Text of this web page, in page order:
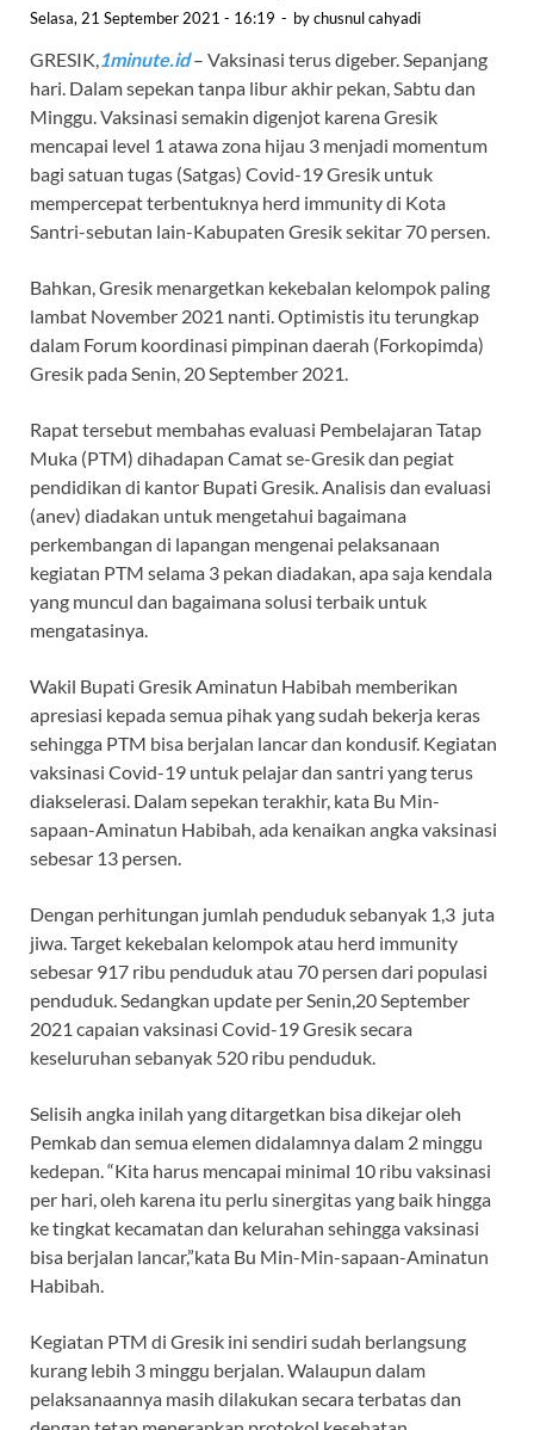
Selasa, 21 September 2021 - 16:19 - bychusnul cahyadi
GRESIK, 1minute.id– Vaksinasi terus digeber. Sepanjang
hari. Dalam sepekan tanpa libur akhir pekan, Sabtu dan
Minggu. Vaksinasi semakin digenjot karena Gresik
mencapai level 1 atawa zona hijau 3 menjadi momentum
bagi satuan tugas (Satgas) Covid-19 Gresik untuk
mempercepat terbentuknya herd immunity di Kota
Santri-sebutan lain-Kabupaten Gresik sekitar 70 persen.
Bahkan, Gresik menargetkan kekebalan kelompok paling
lambat November 2021 nanti. Optimistis itu terungkap
dalam Forum koordinasi pimpinan daerah (Forkopimda)
Gresik pada Senin, 20 September 2021.
Rapat tersebut membahas evaluasi Pembelajaran Tatap
Muka (PTM) dihadapan Camat se-Gresik dan pegiat
pendidikan di kantor Bupati Gresik. Analisis dan evaluasi
(anev) diadakan untuk mengetahui bagaimana
perkembangan di lapangan mengenai pelaksanaan
kegiatan PTM selama 3 pekan diadakan, apa saja kendala
yang muncul dan bagaimana solusi terbaik untuk
mengatasinya.
Wakil Bupati Gresik Aminatun Habibah memberikan
apresiasi kepada semua pihak yang sudah bekerja keras
sehingga PTM bisa berjalan lancar dan kondusif. Kegiatan
vaksinasi Covid-19 untuk pelajar dan santri yang terus
diakselerasi. Dalam sepekan terakhir, kata Bu Min-
sapaan-Aminatun Habibah, ada kenaikan angka vaksinasi
sebesar 13 persen.
Dengan perhitungan jumlah penduduk sebanyak 1,3 juta
jiwa. Target kekebalan kelompok atau herd immunity
sebesar 917 ribu penduduk atau 70 persen dari populasi
penduduk. Sedangkan update per Senin,20 September
2021 capaian vaksinasi Covid-19 Gresik secara
keseluruhan sebanyak 520 ribu penduduk.
Selisih angka inilah yang ditargetkan bisa dikejar oleh
Pemkab dan semua elemen didalamnya dalam 2 minggu
kedepan. “Kita harus mencapai minimal 10 ribu vaksinasi
per hari, oleh karena itu perlu sinergitas yang baik hingga
ke tingkat kecamatan dan kelurahan sehingga vaksinasi
bisa berjalan lancar,”kata Bu Min-Min-sapaan-Aminatun
Habibah.
Kegiatan PTM di Gresik ini sendiri sudah berlangsung
kurang lebih 3 minggu berjalan. Walaupun dalam
pelaksanaannya masih dilakukan secara terbatas dan